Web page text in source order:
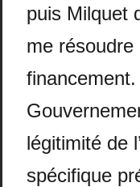
puis Milquet
me
légitimité de
spécifique